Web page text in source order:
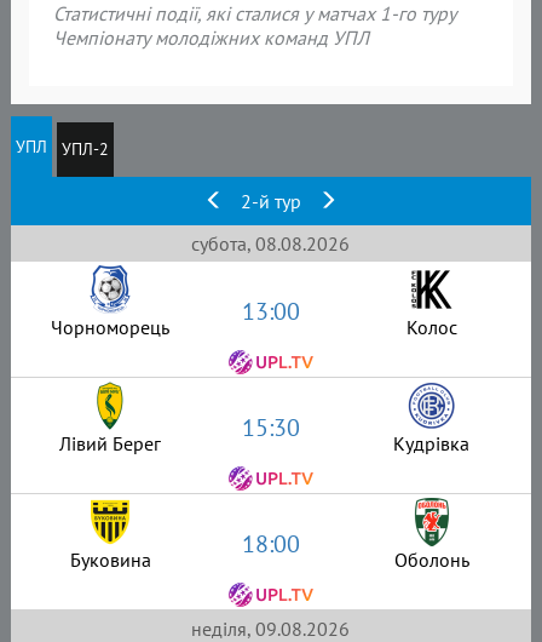
Статистичні події, які сталися у матчах 1-го туру
Чемпіонату молодіжних команд УПЛ
УПЛ УПЛ-2
2-й тур
субота, 08.08.2026
Чорноморець 13:00 Колос
Лівий Берег 15:30 Кудрівка
Буковина 18:00 Оболонь
неділя, 09.08.2026